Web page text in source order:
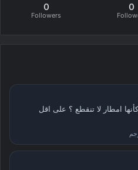
0
0
Followers
امطار لا تنقطع ؟ على اقل